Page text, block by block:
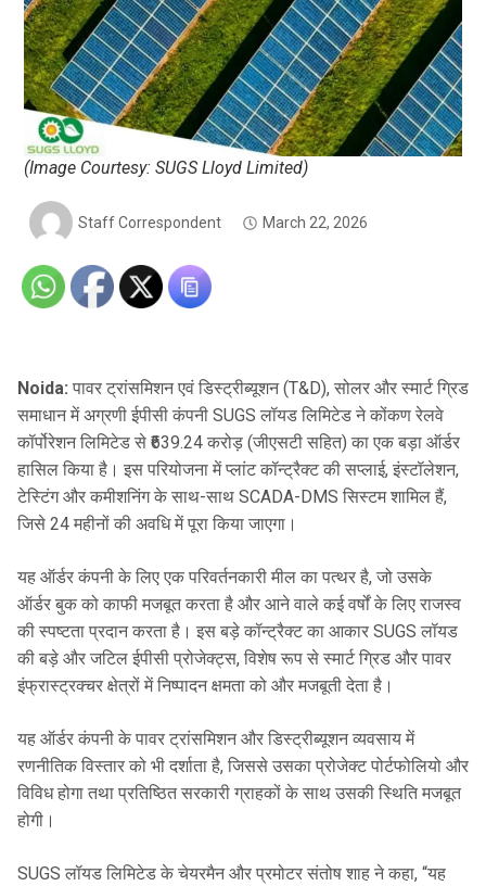
(Image Courtesy: SUGS Lloyd Limited)
Staff Correspondent March 22, 2026
Noida: पावर ट्रांसमिशन एवं डिस्ट्रीब्यूशन (T&D), सोलर और स्मार्ट ग्रिड
समाधान में अग्रणी ईपीसी कंपनी SUGS लॉयड लिमिटेड ने कोंकण रेलवे
कॉर्पोरेशन लिमिटेड से ₹639.24 करोड़ (जीएसटी सहित) का एक बड़ा ऑर्डर
हासिल किया है। इस परियोजना में प्लांट कॉन्ट्रैक्ट की सप्लाई, इंस्टॉलेशन,
टेस्टिंग और कमीशनिंग के साथ-साथ SCADA-DMS सिस्टम शामिल हैं,
जिसे 24 महीनों की अवधि में पूरा किया जाएगा।
यह ऑर्डर कंपनी के लिए एक परिवर्तनकारी मील का पत्थर है, जो उसके
ऑर्डर बुक को काफी मजबूत करता है और आने वाले कई वर्षों के लिए राजस्व
की स्पष्टता प्रदान करता है। इस बड़े कॉन्ट्रैक्ट का आकार SUGS लॉयड
की बड़े और जटिल ईपीसी प्रोजेक्ट्स, विशेष रूप से स्मार्ट ग्रिड और पावर
इंफ्रास्ट्रक्चर क्षेत्रों में निष्पादन क्षमता को और मजबूती देता है।
यह ऑर्डर कंपनी के पावर ट्रांसमिशन और डिस्ट्रीब्यूशन व्यवसाय में
रणनीतिक विस्तार को भी दर्शाता है, जिससे उसका प्रोजेक्ट पोर्टफोलियो और
विविध होगा तथा प्रतिष्ठित सरकारी ग्राहकों के साथ उसकी स्थिति मजबूत
होगी।
SUGS लॉयड लिमिटेड के चेयरमैन और प्रमोटर संतोष शाह ने कहा, “यह